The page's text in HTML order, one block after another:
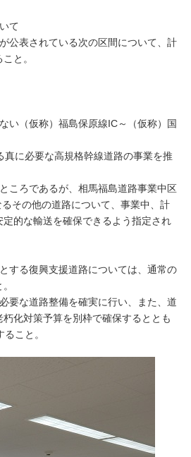
て
公表されている次の区間について、計
と。
い（仮称）福島保原線IC～（仮称）国
に必要な高規格幹線道路の事業を推
ころであるが、相馬福島道路事業中区
その他の道路について、事業中、計
的な輸送を確保できるよう指定され
する復興支援道路については、通常の
要な道路整備を確実に行い、また、道
化対策予算を別枠で確保するととも
こと。